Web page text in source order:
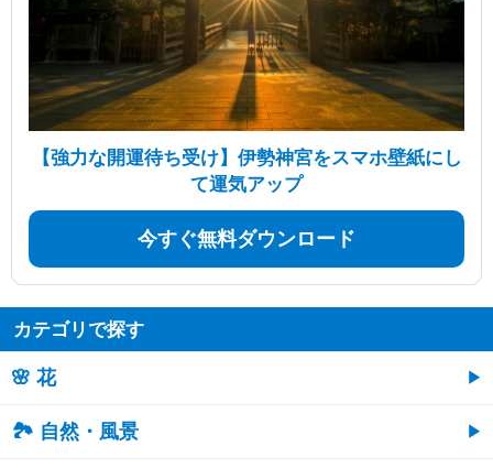
【強力な開運待ち受け】伊勢神宮をスマホ壁紙にし
て運気アップ
今すぐ無料ダウンロード
カテゴリで探す
🌸 花
🏞️ 自然・風景